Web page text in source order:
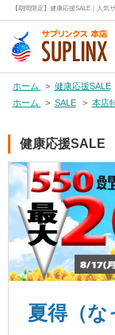
【期間限定】健康応援SALE｜人気
ホーム > 健康応援SALE
ホーム
> SALE > 本店
健康応援SALE
夏得（な